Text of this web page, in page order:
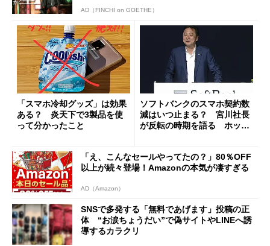
AD（FINCHI on GOETHE）
「スマホ冷却グッズ」は効果
ある？ 炎天下で3製品を使
って分かったこと
ソフトバンクのスマホ契約数
減はいつ止まる？ 宮川社長
が反転の時期を語る ホッピ
「え、こんなセールやってたの？」80％OFF
以上が続々登場！Amazonの本気が凄すぎる
AD（Amazon）
SNSで多発する「無料であげます」投稿の正
体 “お涙ちょうだい”で偽サイトやLINEへ誘
導するカラクリ